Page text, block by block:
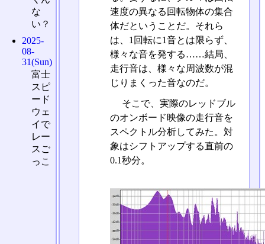
速度の異なる回転物体の集合
体だということだ。それら
は、1回転に1音とは限らず、
様々な音を発する……結局、
走行音は、様々な周波数が混
じりまくった音なのだ。
そこで、実際のレッドブル
のオンボード映像の走行音を
スペクトル分析してみた。対
象はシフトアップする直前の
0.1秒分。
な
い？
2025-
08-
31(Sun)
富士
スピ
ード
ウェ
イで
レー
スご
っこ